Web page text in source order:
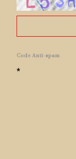
Code Anti-spam
*